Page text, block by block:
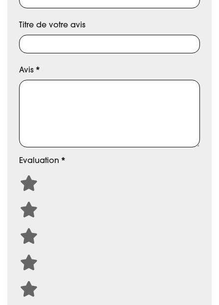
Titre de votre avis
Avis *
Evaluation *